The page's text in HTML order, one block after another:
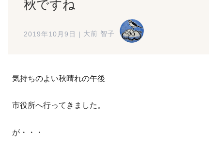
秋ですね
2019年10月9日 | 大前 智子
気持ちのよい秋晴れの午後
市役所へ行ってきました。
が・・・